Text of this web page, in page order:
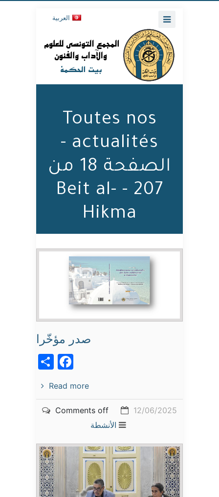
العربية
Toutes nos
actualités -
الصفحة 18 من
207 - Beit al-
Hikma
صدر مؤخّرا
Read more
12/06/2025
Comments off
الأنشطة